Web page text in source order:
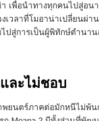
เพื่อนำทางทุกคนไปสู่อน
เวลาที่โมอาน่าเปลี่ยนผ่า
ปสู่การเป็นผู้พิทักษ์ตำนาน
ละไม่ชอบ
พยนตร์ภาคต่อมักหนีไม่พ้น